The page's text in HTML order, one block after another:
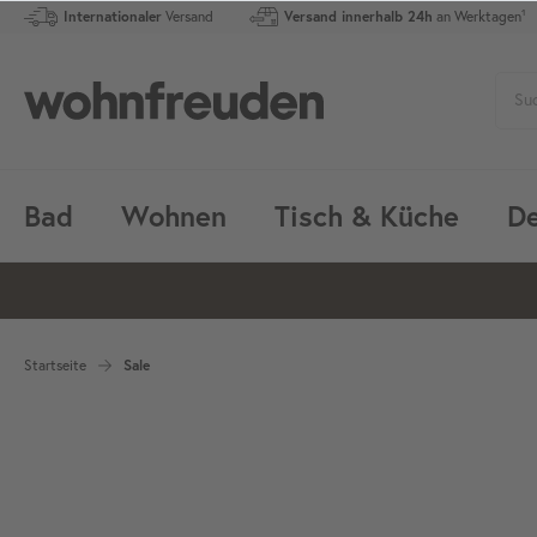
Internationaler Versand Versand innerhalb 24h an Werktagen¹
Bad Wohnen Tisch & Küche
Startseite Sale